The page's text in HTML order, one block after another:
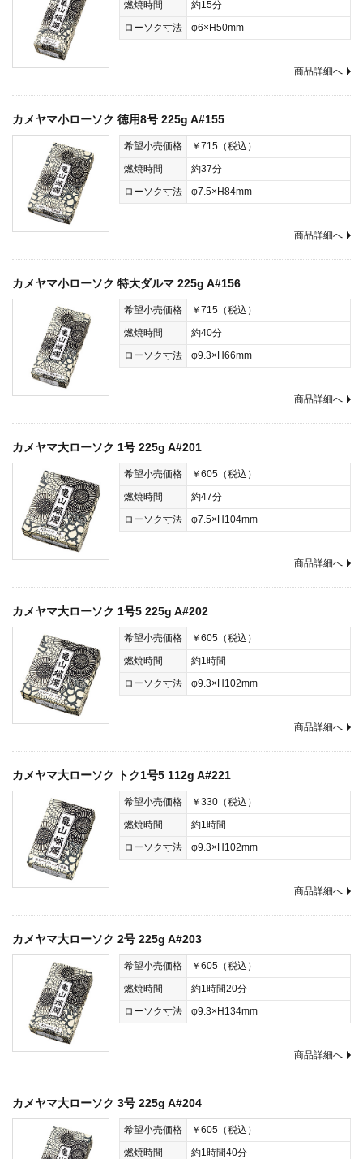
燃焼時間
約15分
ローソク寸法
φ6×H50mm
商品詳細へ
カメヤマ小ローソク 徳用8号 225g A#155
希望小売価格
￥715（税込）
燃焼時間
約37分
ローソク寸法
φ7.5×H84mm
商品詳細へ
カメヤマ小ローソク 特大ダルマ 225g A#156
希望小売価格
￥715（税込）
燃焼時間
約40分
ローソク寸法
φ9.3×H66mm
商品詳細へ
カメヤマ大ローソク 1号 225g A#201
希望小売価格
￥605（税込）
燃焼時間
約47分
ローソク寸法
φ7.5×H104mm
商品詳細へ
カメヤマ大ローソク 1号5 225g A#202
希望小売価格
￥605（税込）
燃焼時間
約1時間
ローソク寸法
φ9.3×H102mm
商品詳細へ
カメヤマ大ローソク トク1号5 112g A#221
希望小売価格
￥330（税込）
燃焼時間
約1時間
ローソク寸法
φ9.3×H102mm
商品詳細へ
カメヤマ大ローソク 2号 225g A#203
希望小売価格
￥605（税込）
燃焼時間
約1時間20分
ローソク寸法
φ9.3×H134mm
商品詳細へ
カメヤマ大ローソク 3号 225g A#204
希望小売価格
￥605（税込）
燃焼時間
約1時間40分